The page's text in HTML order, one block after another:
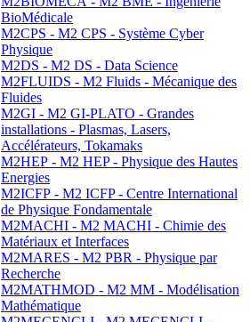
BioMédicale
M2CPS - M2 CPS - Système Cyber
Physique
M2DS - M2 DS - Data Science
M2FLUIDS - M2 Fluids - Mécanique des
Fluides
M2GI - M2 GI-PLATO - Grandes
installations - Plasmas, Lasers,
Accélérateurs, Tokamaks
M2HEP - M2 HEP - Physique des Hautes
Energies
M2ICFP - M2 ICFP - Centre International
de Physique Fondamentale
M2MACHI - M2 MACHI - Chimie des
Matériaux et Interfaces
M2MARES - M2 PBR - Physique par
Recherche
M2MATHMOD - M2 MM - Modélisation
Mathématique